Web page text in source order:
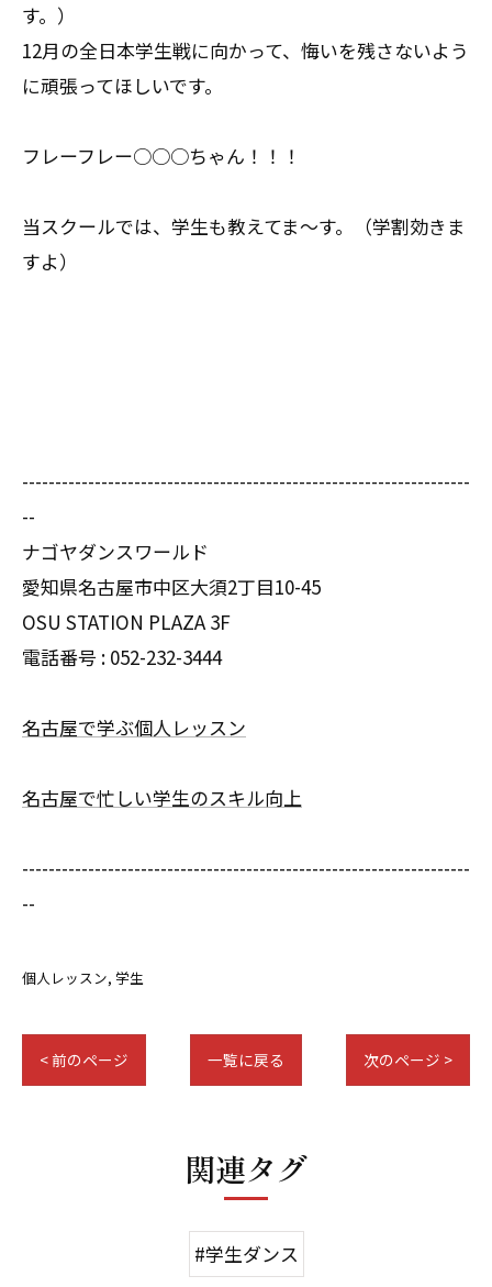
す。）
12月の全日本学生戦に向かって、悔いを残さないよう
に頑張ってほしいです。
フレーフレー○○○ちゃん！！！
当スクールでは、学生も教えてま～す。（学割効きま
すよ）
--------------------------------------------------------------------
--
ナゴヤダンスワールド
愛知県名古屋市中区大須2丁目10-45
OSU STATION PLAZA 3F
電話番号 : 052-232-3444
名古屋で学ぶ個人レッスン
名古屋で忙しい学生のスキル向上
--------------------------------------------------------------------
--
個人レッスン 学生
< 前のページ 一覧に戻る 次のページ >
関連タグ
#学生ダンス